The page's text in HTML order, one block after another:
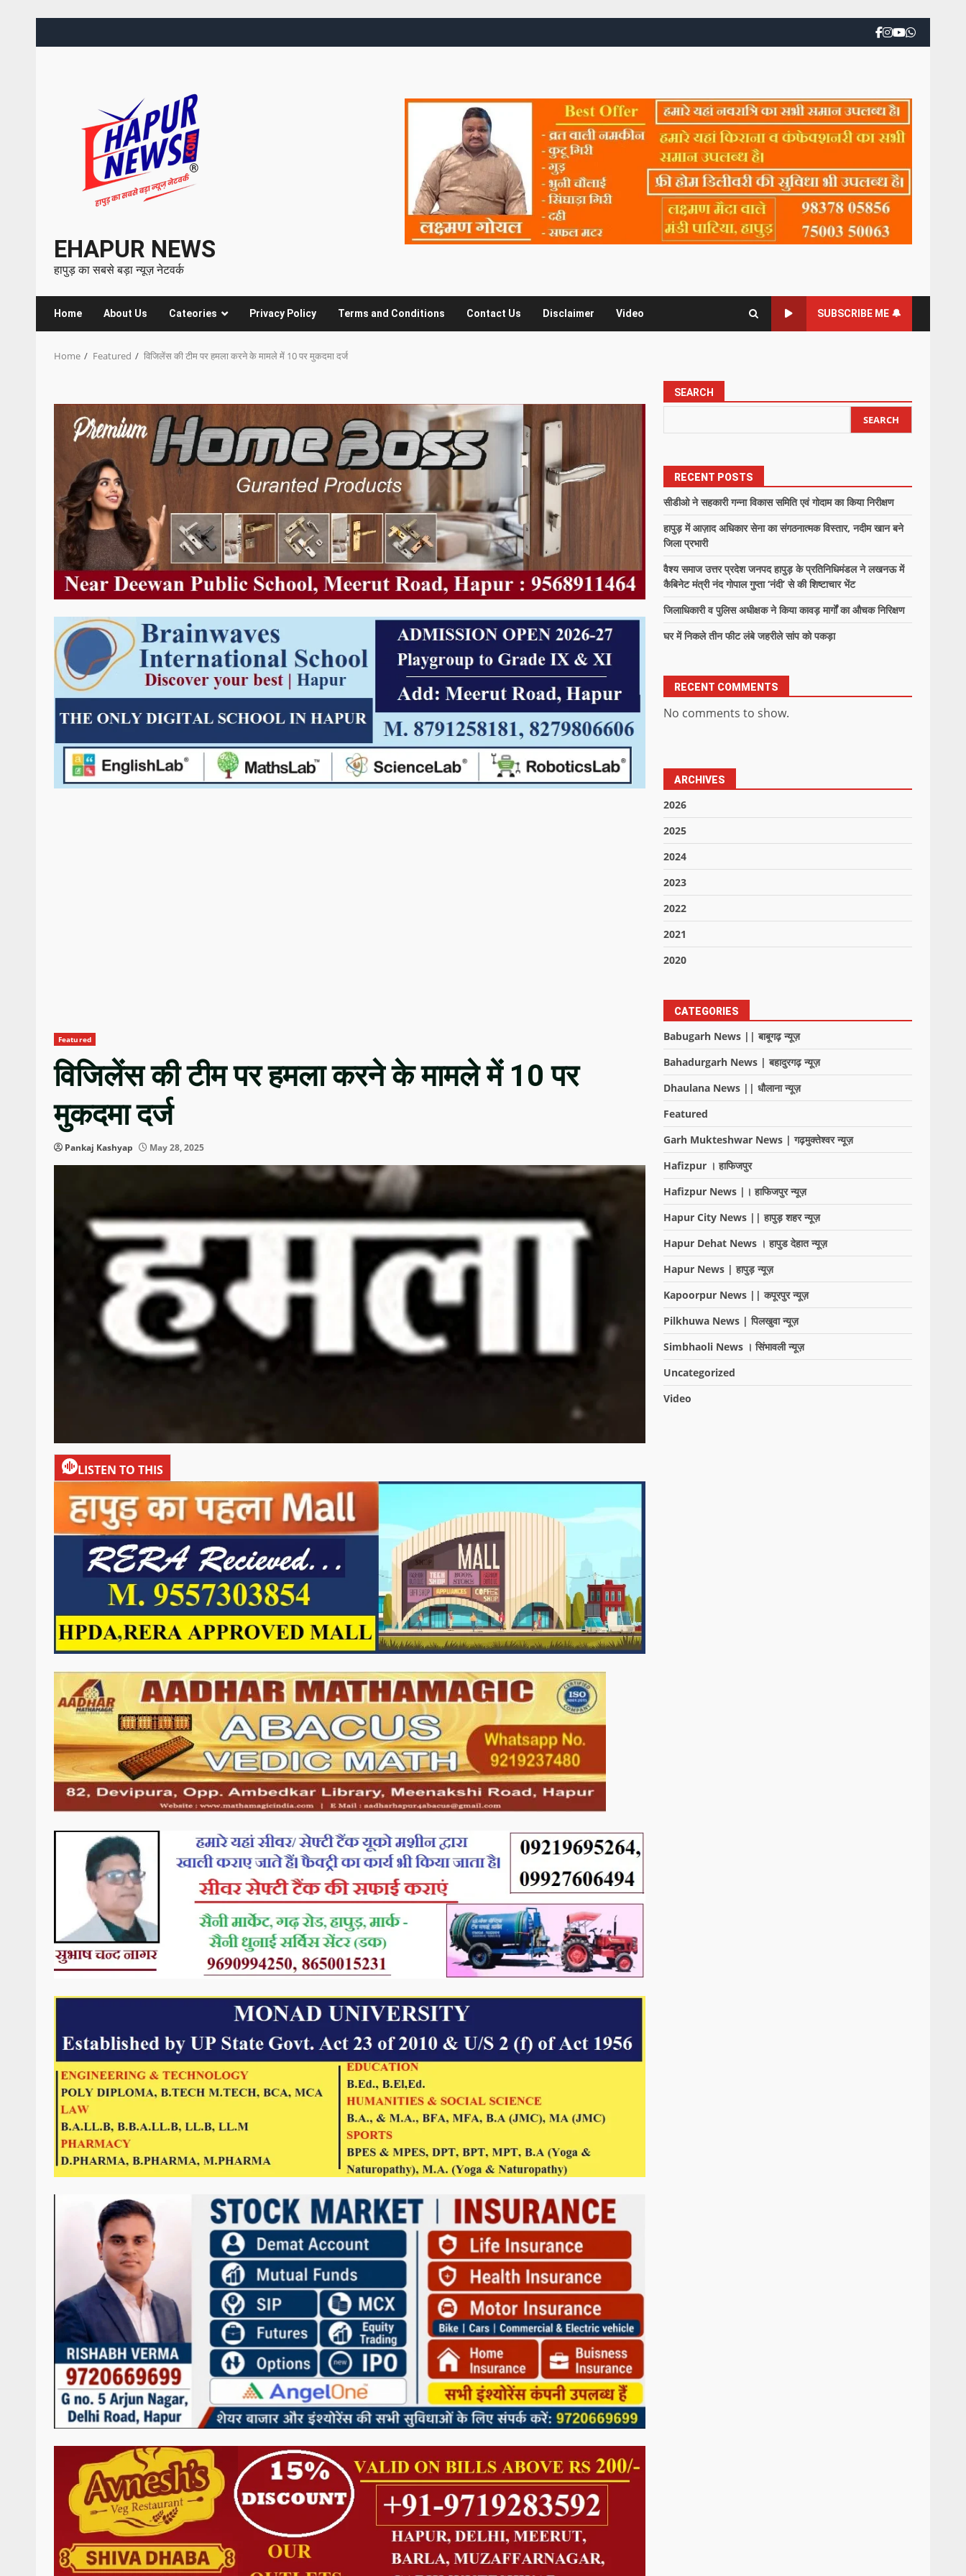
EHAPUR NEWS
हापुड़ का सबसे बड़ा न्यूज़ नेटवर्क
Home About Us Cateories Privacy Policy Terms and Conditions Contact Us Disclaimer Video SUBSCRIBE ME 🔔
Home Featured विजिलेंस की टीम पर हमला करने के मामले में 10 पर मुकदमा दर्ज
Featured
विजिलेंस की टीम पर हमला करने के मामले में 10 पर
मुकदमा दर्ज
Pankaj Kashyap May 28, 2025
LISTEN TO THIS
SEARCH
SEARCH
RECENT POSTS
सीडीओ ने सहकारी गन्ना विकास समिति एवं गोदाम का किया निरीक्षण
हापुड़ में आज़ाद अधिकार सेना का संगठनात्मक विस्तार, नदीम खान बने
जिला प्रभारी
वैश्य समाज उत्तर प्रदेश जनपद हापुड़ के प्रतिनिधिमंडल ने लखनऊ में
कैबिनेट मंत्री नंद गोपाल गुप्ता ‘नंदी’ से की शिष्टाचार भेंट
जिलाधिकारी व पुलिस अधीक्षक ने किया कावड़ मार्गों का औचक निरिक्षण
घर में निकले तीन फीट लंबे जहरीले सांप को पकड़ा
RECENT COMMENTS
No comments to show.
ARCHIVES
2026
2025
2024
2023
2022
2021
2020
CATEGORIES
Babugarh News || बाबूगढ़ न्यूज़
Bahadurgarh News | बहादुरगढ़ न्यूज़
Dhaulana News || धौलाना न्यूज़
Featured
Garh Mukteshwar News | गढ़मुक्तेश्वर न्यूज़
Hafizpur । हाफिजपुर
Hafizpur News |। हाफिजपुर न्यूज़
Hapur City News || हापुड़ शहर न्यूज़
Hapur Dehat News । हापुड देहात न्यूज़
Hapur News | हापुड़ न्यूज़
Kapoorpur News || कपूरपुर न्यूज़
Pilkhuwa News | पिलखुवा न्यूज़
Simbhaoli News । सिंभावली न्यूज़
Uncategorized
Video